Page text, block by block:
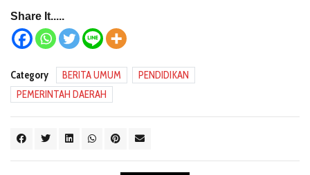
Share It.....
Category BERITA UMUM
PENDIDIKAN
PEMERINTAH DAERAH